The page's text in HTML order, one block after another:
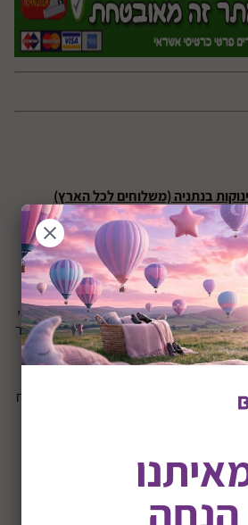
בנתניה (משלוחים לכל הארץ)
בייבי סתיו, או בשמה המקורי סתיו לתינוק, נוסדה בשנת 1979, אז
תינוקות בנתניה, במדרחוב קראוזה.
למכורמוצרי תינוקותאיכותיים ביותר,
המובילים בעולם, תוך שמירה על המחיר
בייבי סתיו במקצועיות, איכות, שירות ללקוח
שהיום אתם, ההורים הרוכשים
שלכם, לאחר שבעצם גדלתם בעצמכם
מקים החנות, מנחם גולוב, לשתף